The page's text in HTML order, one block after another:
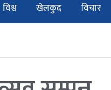
विश्व खेलकुद विचार